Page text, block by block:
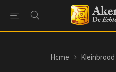
Home Kleinbrood